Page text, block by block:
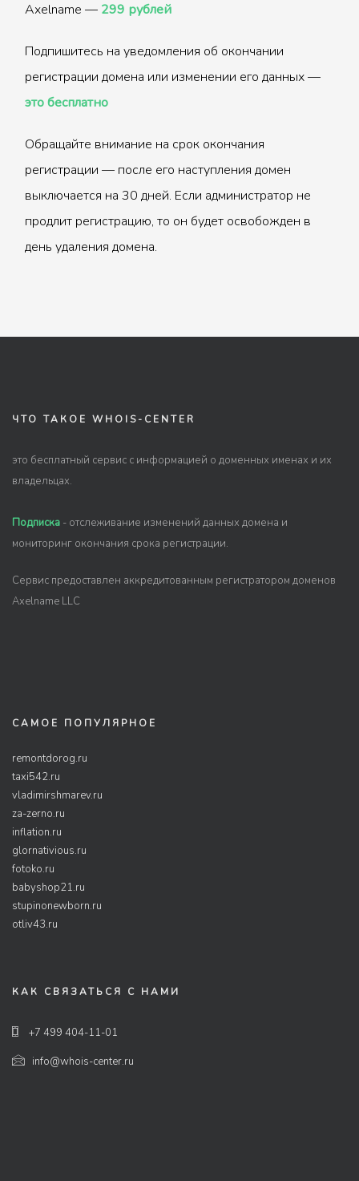
Axelname — 299 рублей
Подпишитесь на уведомления об окончании
регистрации домена или изменении его данных —
это бесплатно
Обращайте внимание на срок окончания
регистрации — после его наступления домен
выключается на 30 дней. Если администратор не
продлит регистрацию, то он будет освобожден в
день удаления домена.
ЧТО ТАКОЕ WHOIS-CENTER
это бесплатный сервис с информацией о доменных именах и их
владельцах.
Подписка - отслеживание изменений данных домена и
мониторинг окончания срока регистрации.
Сервис предоставлен аккредитованным регистратором доменов
Axelname LLC
САМОЕ ПОПУЛЯРНОЕ
remontdorog.ru
taxi542.ru
vladimirshmarev.ru
za-zerno.ru
inflation.ru
glornativious.ru
fotoko.ru
babyshop21.ru
stupinonewborn.ru
otliv43.ru
КАК СВЯЗАТЬСЯ С НАМИ
+7 499 404-11-01
info@whois-center.ru